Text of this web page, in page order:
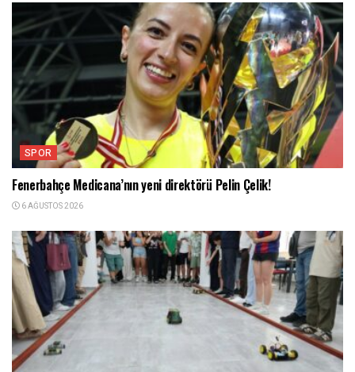
SPOR
Fenerbahçe Medicana’nın yeni direktörü Pelin Çelik!
6 AĞUSTOS 2026